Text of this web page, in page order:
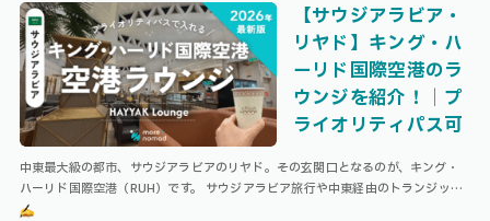
【サウジアラビア・
リヤド】キング・ハ
ーリド国際空港のラ
ウンジを紹介！｜プ
ライオリティパス可
中東最大級の都市、サウジアラビアのリヤド。その玄関口となるのが、キング・
ハーリド国際空港（RUH）です。 サウジアラビア旅行や中東経由のトランジット
で利用する方も多いこの空港。 本記事では、キング・ハーリド国際空港のター …